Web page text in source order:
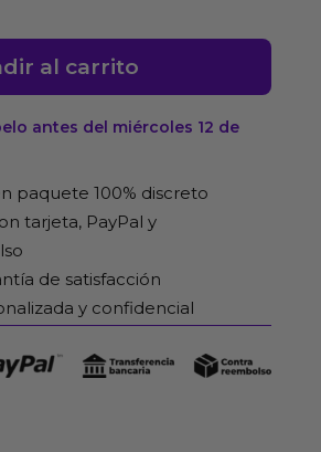
al carrito
antes del miércoles 12 de
paquete 100% discreto
tarjeta, PayPal y
de satisfacción
y confidencial